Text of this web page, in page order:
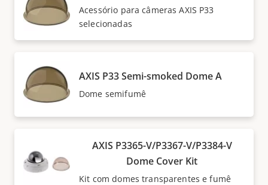
Acessório para câmeras AXIS P33
selecionadas
AXIS P33 Semi-smoked Dome A
Dome semifumê
AXIS P3365-V/P3367-V/P3384-V
Dome Cover Kit
Kit com domes transparentes e fumê